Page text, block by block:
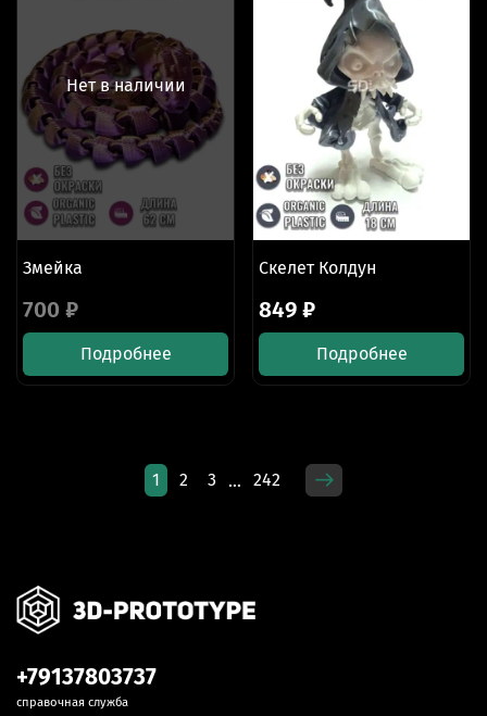
Нет в наличии
Змейка
700 ₽
Подробнее
Скелет Колдун
849 ₽
Подробнее
1 2 3 … 242
+79137803737
справочная служба